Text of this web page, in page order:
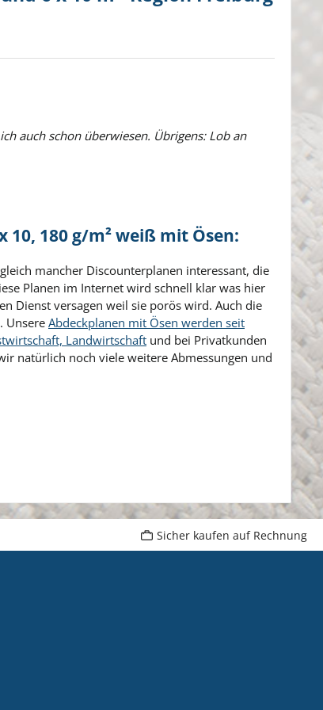
auch schon überwiesen. Übrigens: Lob an
10, 180 g/m² weiß mit Ösen:
mancher Discounterplanen interessant, die
Planen im Internet wird schnell klar was hier
Dienst versagen weil sie porös wird. Auch die
Unsere Abdeckplanen mit Ösen werden seit
Landwirtschaft und bei Privatkunden
natürlich noch viele weitere Abmessungen und
Sicher kaufen auf Rechnung